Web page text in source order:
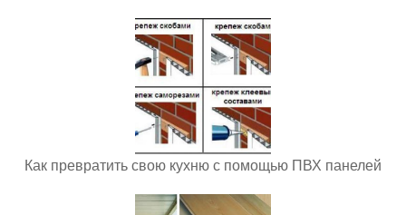
Как превратить свою кухню с помощью ПВХ панелей